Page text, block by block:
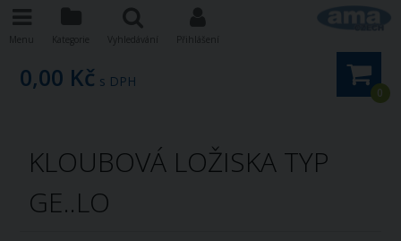
0
0,00 Kč s DPH
KLOUBOVÁ LOŽISKA TYP
GE..LO
Menu Kategorie Vyhledávání Přihlášení